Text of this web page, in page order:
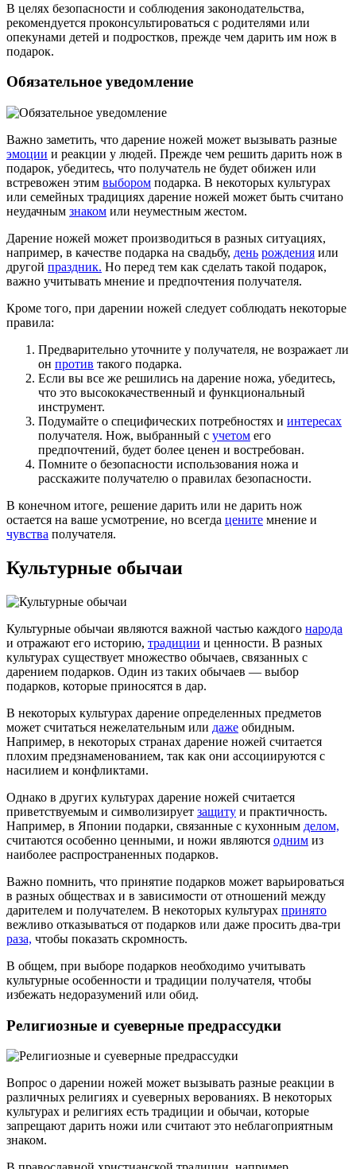
В целях безопасности и соблюдения законодательства,
рекомендуется проконсультироваться с родителями или
опекунами детей и подростков, прежде чем дарить им нож в
подарок.
Обязательное уведомление
Важно заметить, что дарение ножей может вызывать разные
эмоции и реакции у людей. Прежде чем решить дарить нож в
подарок, убедитесь, что получатель не будет обижен или
встревожен этим выбором подарка. В некоторых культурах
или семейных традициях дарение ножей может быть считано
неудачным знаком или неуместным жестом.
Дарение ножей может производиться в разных ситуациях,
например, в качестве подарка на свадьбу, день рождения или
другой праздник. Но перед тем как сделать такой подарок,
важно учитывать мнение и предпочтения получателя.
Кроме того, при дарении ножей следует соблюдать некоторые
правила:
Предварительно уточните у получателя, не возражает ли
он против такого подарка.
Если вы все же решились на дарение ножа, убедитесь,
что это высококачественный и функциональный
инструмент.
Подумайте о специфических потребностях и интересах
получателя. Нож, выбранный с учетом его
предпочтений, будет более ценен и востребован.
Помните о безопасности использования ножа и
расскажите получателю о правилах безопасности.
В конечном итоге, решение дарить или не дарить нож
остается на ваше усмотрение, но всегда цените мнение и
чувства получателя.
Культурные обычаи
Культурные обычаи являются важной частью каждого народа
и отражают его историю, традиции и ценности. В разных
культурах существует множество обычаев, связанных с
дарением подарков. Один из таких обычаев — выбор
подарков, которые приносятся в дар.
В некоторых культурах дарение определенных предметов
может считаться нежелательным или даже обидным.
Например, в некоторых странах дарение ножей считается
плохим предзнаменованием, так как они ассоциируются с
насилием и конфликтами.
Однако в других культурах дарение ножей считается
приветствуемым и символизирует защиту и практичность.
Например, в Японии подарки, связанные с кухонным делом,
считаются особенно ценными, и ножи являются одним из
наиболее распространенных подарков.
Важно помнить, что принятие подарков может варьироваться
в разных обществах и в зависимости от отношений между
дарителем и получателем. В некоторых культурах принято
вежливо отказываться от подарков или даже просить два-три
раза, чтобы показать скромность.
В общем, при выборе подарков необходимо учитывать
культурные особенности и традиции получателя, чтобы
избежать недоразумений или обид.
Религиозные и суеверные предрассудки
Вопрос о дарении ножей может вызывать разные реакции в
различных религиях и суеверных верованиях. В некоторых
культурах и религиях есть традиции и обычаи, которые
запрещают дарить ножи или считают это неблагоприятным
знаком.